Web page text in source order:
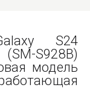
S24
S928B)
модель